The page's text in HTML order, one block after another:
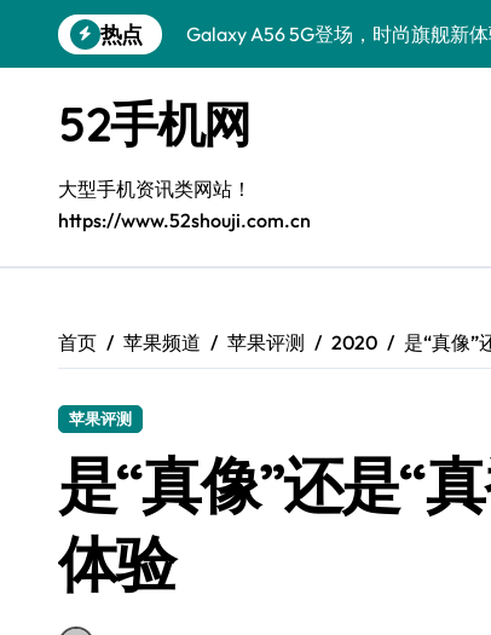
到
热点
Galaxy A56 5G登场，时尚旗舰新体
三星Galaxy S26发布：一键解锁个性
Galaxy S25美颜秘籍：个性定制炫酷
Galaxy C55 5G焕新秘籍：潮流定制
Galaxy C55 5G登场，演绎三星美
Galaxy S25 Ultra颜值封神！定制
52手机网
大型手机资讯类网站！
https://www.52shouji.com.cn
首页 苹果频道 苹果评测 2020 是“真像”
苹果评测
是“真像”还是“
体验